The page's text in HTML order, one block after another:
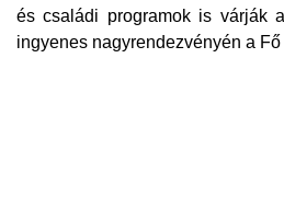
és családi programok is várják
ingyenes nagyrendezvényén a Fő